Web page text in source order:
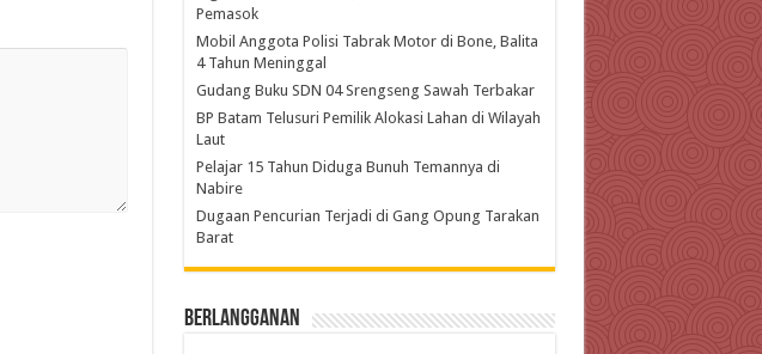
Pemasok
Mobil Anggota Polisi Tabrak Motor di Bone, Balita
4 Tahun Meninggal
Gudang Buku SDN 04 Srengseng Sawah Terbakar
BP Batam Telusuri Pemilik Alokasi Lahan di Wilayah
Laut
Pelajar 15 Tahun Diduga Bunuh Temannya di
Nabire
Dugaan Pencurian Terjadi di Gang Opung Tarakan
Barat
Berlangganan